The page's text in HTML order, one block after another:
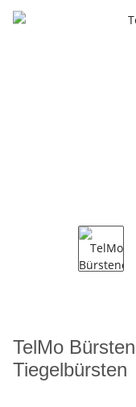
TelMo
Tiegelbürsten